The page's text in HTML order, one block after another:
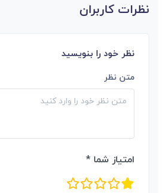
نظرات کاربران
نظر خود را بنویسید
متن نظر
امتیاز شما *